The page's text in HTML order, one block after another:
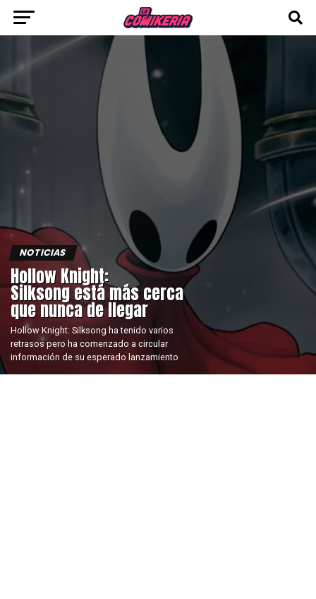
NOTICIAS
Hollow Knight:
Silksong está más cerca
que nunca de llegar
Hollow Knight: Silksong ha tenido varios
retrasos pero ha comenzado a circular
información de su esperado lanzamiento